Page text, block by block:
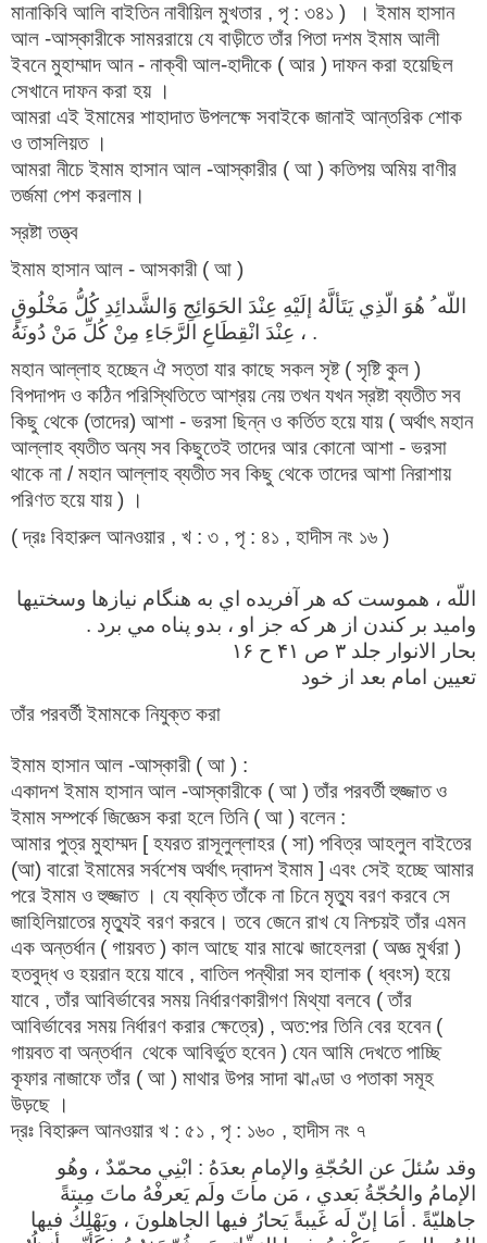
মানাকিবি আলি বাইতিন নাবীয়িল মুখতার , পৃ : ৩৪১ ) । ইমাম হাসান
আল -আস্কারীকে সামররায়ে যে বাড়ীতে তাঁর পিতা দশম ইমাম আলী
ইবনে মুহাম্মাদ আন - নাক্বী আল-হাদীকে ( আর ) দাফন করা হয়েছিল
সেখানে দাফন করা হয় ।
আমরা এই ইমামের শাহাদাত উপলক্ষে সবাইকে জানাই আন্তরিক শোক
ও তাসলিয়ত ।
আমরা নীচে ইমাম হাসান আল -আস্কারীর ( আ ) কতিপয় অমিয় বাণীর
তর্জমা পেশ করলাম।
স্রষ্টা তত্ত্ব
ইমাম হাসান আল - আসকারী ( আ )
اللّه ُ هُوَ الّذِي يَتَألَّهُ إلَيْهِ عِنْدَ الحَوَائِجِ وَالشَّدائِدِ كُلُّ مَخْلُوقٍ
، عِنْدَ انْقِطَاعِ الرَّجَاءِ مِنْ كُلِّ مَنْ دُونَهُ .
মহান আল্লাহ হচ্ছেন ঐ সত্তা যার কাছে সকল সৃষ্ট ( সৃষ্টি কুল )
বিপদাপদ ও কঠিন পরিস্থিতিতে আশ্রয় নেয় তখন যখন স্রষ্টা ব্যতীত সব
কিছু থেকে (তাদের) আশা - ভরসা ছিন্ন ও কর্তিত হয়ে যায় ( অর্থাৎ মহান
আল্লাহ ব্যতীত অন্য সব কিছুতেই তাদের আর কোনো আশা - ভরসা
থাকে না / মহান আল্লাহ ব্যতীত সব কিছু থেকে তাদের আশা নিরাশায়
পরিণত হয়ে যায় ) ।
( দ্রঃ বিহারুল আনওয়ার , খ : ৩ , পৃ : ৪১ , হাদীস নং ১৬ )
اللّه ، هموست كه هر آفريده اي به هنگام نيازها وسختيها
واميد بر كندن از هر كه جز او ، بدو پناه مي برد .
بحار الانوار جلد ۳ ص ۴۱ ح ۱۶
تعیین امام بعد از خود
তাঁর পরবর্তী ইমামকে নিযুক্ত করা
ইমাম হাসান আল -আস্কারী ( আ ) :
একাদশ ইমাম হাসান আল -আস্কারীকে ( আ ) তাঁর পরবর্তী হুজ্জাত ও
ইমাম সম্পর্কে জিজ্ঞেস করা হলে তিনি ( আ ) বলেন :
আমার পুত্র মুহাম্মদ [ হযরত রাসূলুল্লাহর ( সা) পবিত্র আহলুল বাইতের
(আ) বারো ইমামের সর্বশেষ অর্থাৎ দ্বাদশ ইমাম ] এবং সেই হচ্ছে আমার
পরে ইমাম ও হুজ্জাত । যে ব্যক্তি তাঁকে না চিনে মৃত্যু বরণ করবে সে
জাহিলিয়াতের মৃত্যুই বরণ করবে। তবে জেনে রাখ যে নিশ্চয়ই তাঁর এমন
এক অন্তর্ধান ( গায়বত ) কাল আছে যার মাঝে জাহেলরা ( অজ্ঞ মুর্খরা )
হতবুদ্ধ ও হয়রান হয়ে যাবে , বাতিল পন্থীরা সব হালাক ( ধ্বংস) হয়ে
যাবে , তাঁর আবির্ভাবের সময় নির্ধারণকারীগণ মিথ্যা বলবে ( তাঁর
আবির্ভাবের সময় নির্ধারণ করার ক্ষেত্রে) , অত:পর তিনি বের হবেন (
গায়বত বা অন্তর্ধান থেকে আবির্ভুত হবেন ) যেন আমি দেখতে পাচ্ছি
কূফার নাজাফে তাঁর ( আ ) মাথার উপর সাদা ঝাণ্ডা ও পতাকা সমূহ
উড়ছে ।
দ্রঃ বিহারুল আনওয়ার খ : ৫১ , পৃ : ১৬০ , হাদীস নং ৭
وقد سُئلَ عن الحُجّةِ والإمامِ بعدَهُ : ابْنِي محمّدٌ ، وهُو
الإمامُ والحُجّةُ بَعدي ، مَن ماتَ ولَم يَعرفْهُ ماتَ مِيتةً
جاهليّةً . أمَا إنّ لَه غَيبةً يَحارُ فيها الجاهلونَ ، ويَهْلِكُ فيها